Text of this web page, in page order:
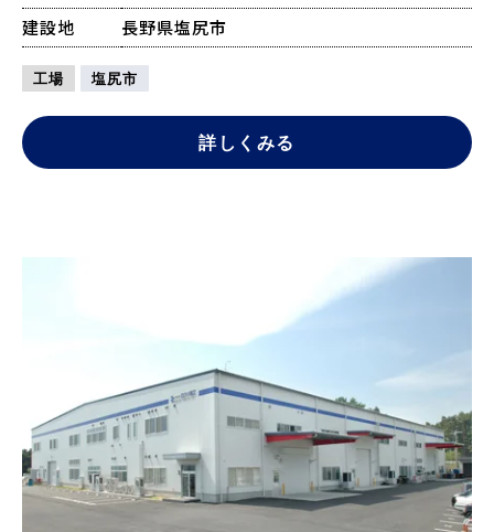
建設地
長野県塩尻市
工場 塩尻市
詳しくみる